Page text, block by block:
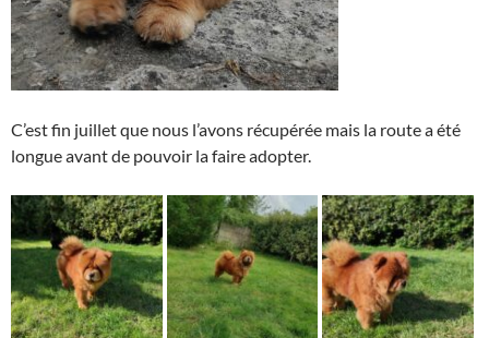
C’est fin juillet que nous l’avons récupérée mais la route a été
longue avant de pouvoir la faire adopter.